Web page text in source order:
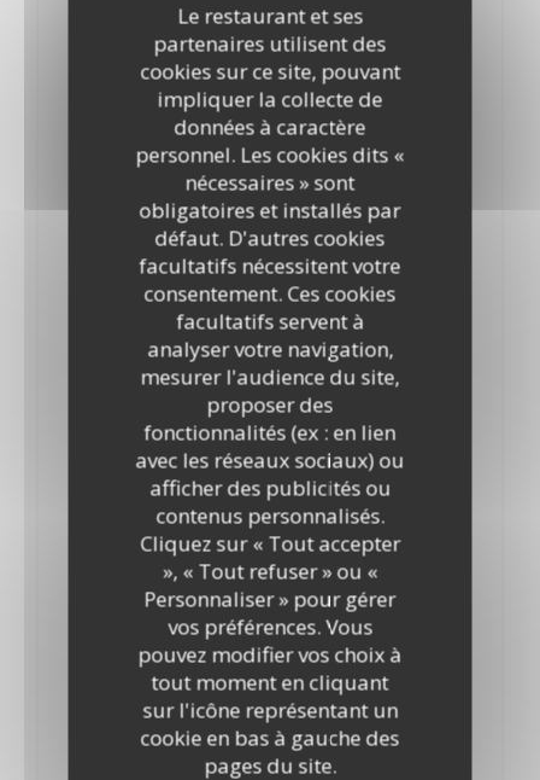
Le restaurant et ses
partenaires utilisent des
cookies sur ce site, pouvant
impliquer la collecte de
données à caractère
personnel. Les cookies dits «
nécessaires » sont
obligatoires et installés par
défaut. D'autres cookies
facultatifs nécessitent votre
consentement. Ces cookies
facultatifs servent à
analyser votre navigation,
mesurer l'audience du site,
proposer des
fonctionnalités (ex : en lien
avec les réseaux sociaux) ou
afficher des publicités ou
contenus personnalisés.
Cliquez sur « Tout accepter
», « Tout refuser » ou «
Personnaliser » pour gérer
vos préférences. Vous
pouvez modifier vos choix à
tout moment en cliquant
sur l'icône représentant un
cookie en bas à gauche des
pages du site.
Bouteille.
Château de Vaugaudry
Pic saint loup 2020
36,00 EUR
Bouteille.
Altitude 192 terre haute
Graves 2018
45,00 EUR
Bouteille.
Château Haut Selve
Haut Médoc 2020
34,00 EUR
bouteille.
Victoria II
Lussac St Emilion 2020
36,00 EUR
Bouteille.
Grand Ricombre
Pessac Léognan 2019
63,00 EUR
Bouteille.
Les demoiselles de larrivet haut brion
Hautes côte de beaune 2021